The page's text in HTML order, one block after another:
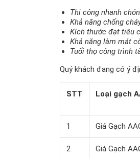
Thi công nhanh
Khả năng chống
Kích thước đạt tiêu
Khả năng làm mát
Tuổi thọ công trình
Quý khách đang có ý
STT Loại gạch
1 Giá Gạch
2 Giá Gạch